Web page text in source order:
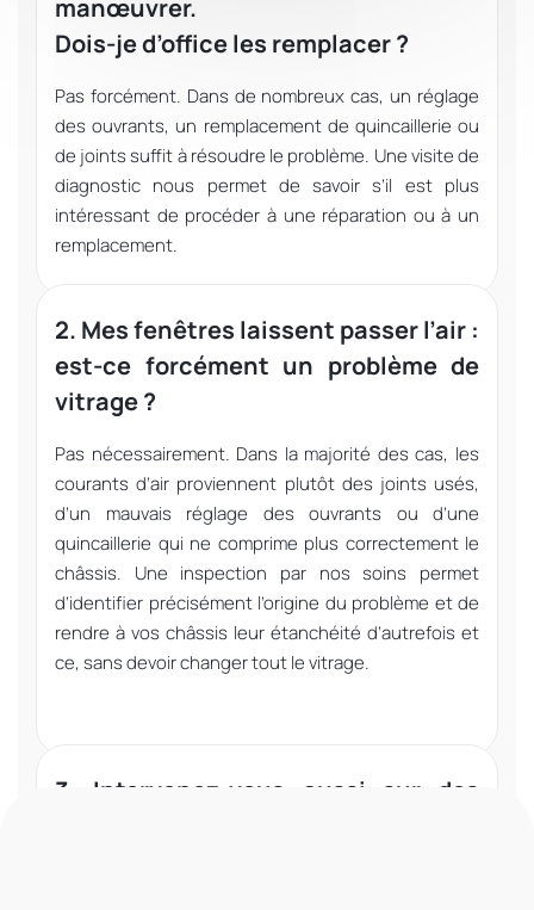
manœuvrer.
Dois-je d’office les remplacer ?
Pas forcément. Dans de nombreux cas, un réglage
des ouvrants, un remplacement de quincaillerie ou
de joints suffit à résoudre le problème. Une visite de
diagnostic nous permet de savoir s’il est plus
intéressant de procéder à une réparation ou à un
remplacement.
2. Mes fenêtres laissent passer l’air :
est-ce forcément un problème de
vitrage ?
Pas nécessairement. Dans la majorité des cas, les
courants d’air proviennent plutôt des joints usés,
d’un mauvais réglage des ouvrants ou d’une
quincaillerie qui ne comprime plus correctement le
châssis. Une inspection par nos soins permet
d’identifier précisément l’origine du problème et de
rendre à vos châssis leur étanchéité d’autrefois et
ce, sans devoir changer tout le vitrage.
3. Intervenez-vous aussi sur des